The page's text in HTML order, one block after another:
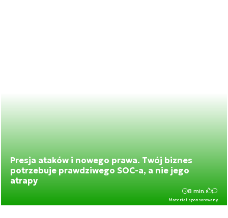
Presja ataków i nowego prawa. Twój biznes
potrzebuje prawdziwego SOC-a, a nie jego
atrapy
Materiał sponsorowany
8 min.